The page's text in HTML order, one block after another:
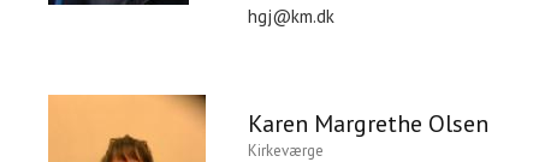
hgj@km.dk
Karen Margrethe Olsen
Kirkeværge